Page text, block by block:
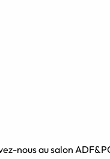
nous au salon